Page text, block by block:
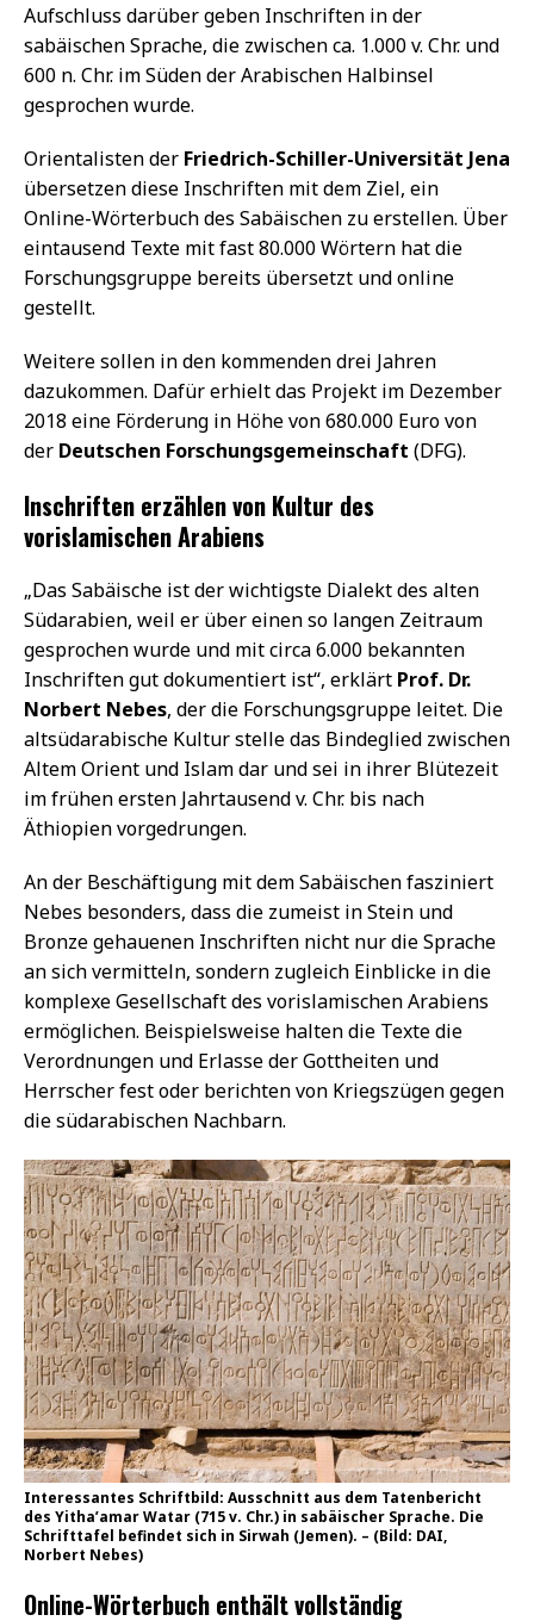
Aufschluss darüber geben Inschriften in der
sabäischen Sprache, die zwischen ca. 1.000 v. Chr. und
600 n. Chr. im Süden der Arabischen Halbinsel
gesprochen wurde.
Orientalisten der Friedrich-Schiller-Universität Jena
übersetzen diese Inschriften mit dem Ziel, ein
Online-Wörterbuch des Sabäischen zu erstellen. Über
eintausend Texte mit fast 80.000 Wörtern hat die
Forschungsgruppe bereits übersetzt und online
gestellt.
Weitere sollen in den kommenden drei Jahren
dazukommen. Dafür erhielt das Projekt im Dezember
2018 eine Förderung in Höhe von 680.000 Euro von
der Deutschen Forschungsgemeinschaft (DFG).
Inschriften erzählen von Kultur des
vorislamischen Arabiens
„Das Sabäische ist der wichtigste Dialekt des alten
Südarabien, weil er über einen so langen Zeitraum
gesprochen wurde und mit circa 6.000 bekannten
Inschriften gut dokumentiert ist“, erklärt Prof. Dr.
Norbert Nebes, der die Forschungsgruppe leitet. Die
altsüdarabische Kultur stelle das Bindeglied zwischen
Altem Orient und Islam dar und sei in ihrer Blütezeit
im frühen ersten Jahrtausend v. Chr. bis nach
Äthiopien vorgedrungen.
An der Beschäftigung mit dem Sabäischen fasziniert
Nebes besonders, dass die zumeist in Stein und
Bronze gehauenen Inschriften nicht nur die Sprache
an sich vermitteln, sondern zugleich Einblicke in die
komplexe Gesellschaft des vorislamischen Arabiens
ermöglichen. Beispielsweise halten die Texte die
Verordnungen und Erlasse der Gottheiten und
Herrscher fest oder berichten von Kriegszügen gegen
die südarabischen Nachbarn.
Interessantes Schriftbild: Ausschnitt aus dem Tatenbericht
des Yitha’amar Watar (715 v. Chr.) in sabäischer Sprache. Die
Schrifttafel befindet sich in Sirwah (Jemen). – (Bild: DAI,
Norbert Nebes)
Online-Wörterbuch enthält vollständig